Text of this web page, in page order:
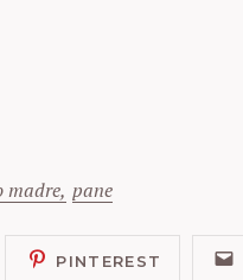
madre pane
PINTEREST